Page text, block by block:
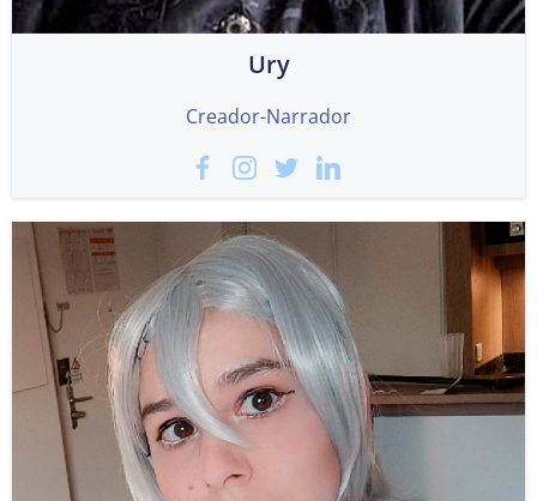
Ury
Creador-Narrador